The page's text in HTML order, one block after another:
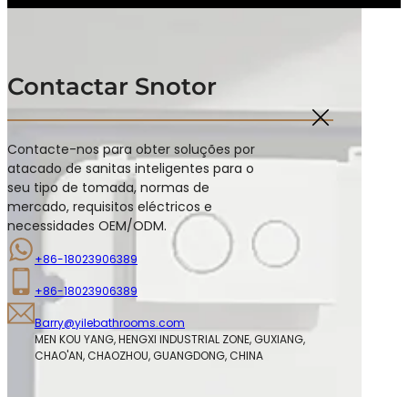
Contactar Snotor
Contacte-nos para obter soluções por
atacado de sanitas inteligentes para o
seu tipo de tomada, normas de
mercado, requisitos eléctricos e
necessidades OEM/ODM.
+86-18023906389
+86-18023906389
Barry@yilebathrooms.com
MEN KOU YANG, HENGXI INDUSTRIAL ZONE, GUXIANG,
CHAO'AN, CHAOZHOU, GUANGDONG, CHINA